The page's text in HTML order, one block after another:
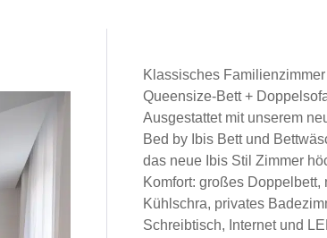
Klassisches Familienzimmer
Queensize-Bett +
Ausgestattet mit unserem
Bed by Ibis Bett und
das neue Ibis Stil Zimmer
Komfort: großes Doppelbett,
Kühlschra, privates
Schreibtisch, Internet und